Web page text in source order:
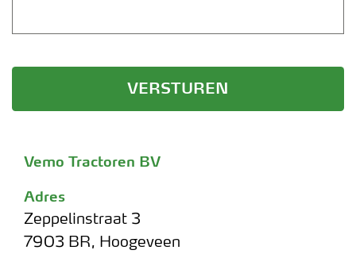
Vemo Tractoren BV
Adres
Zeppelinstraat 3
7903 BR, Hoogeveen